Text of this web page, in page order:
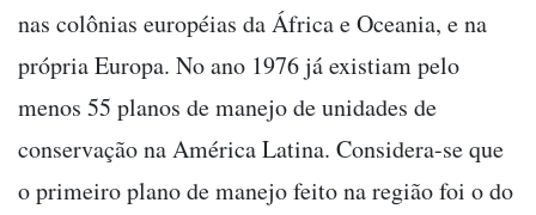
nas colônias européias da África e Oceania, e na
própria Europa. No ano 1976 já existiam pelo
menos 55 planos de manejo de unidades de
conservação na América Latina. Considera-se que
o primeiro plano de manejo feito na região foi o do